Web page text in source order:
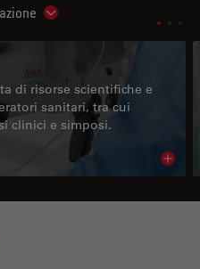
Show subnavigation
di risorse scientifiche e
sanitari, tra cui
clinici e simposi.